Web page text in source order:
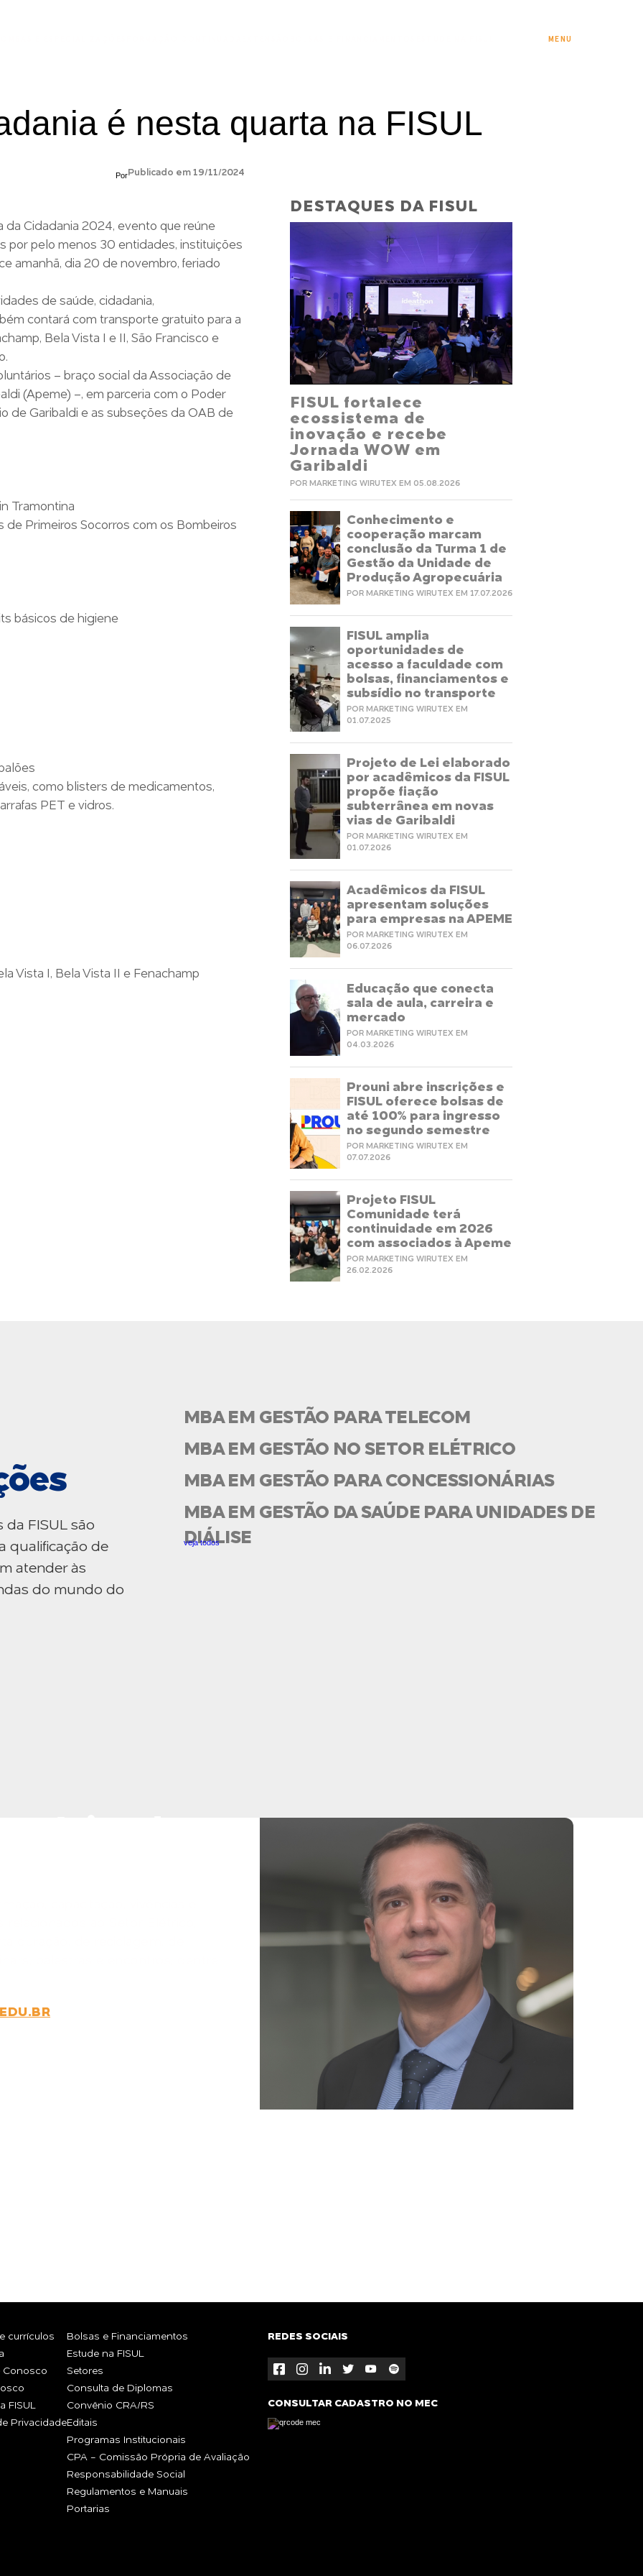
MENU
é nesta quarta na FISUL
PorPublicado em 19/11/2024
da Cidadania 2024, evento que reúne
por pelo menos 30 entidades, instituições
amanhã, dia 20 de novembro, feriado
de saúde, cidadania,
contará com transporte gratuito para a
Bela Vista I e II, São Francisco e
– braço social da Associação de
(Apeme) –, em parceria com o Poder
de Garibaldi e as subseções da OAB de
Tramontina
Primeiros Socorros com os Bombeiros
básicos de higiene
como blisters de medicamentos,
PET e vidros.
Vista I, Bela Vista II e Fenachamp
DESTAQUES DA FISUL
FISUL fortalece
ecossistema de
inovação e recebe
Jornada WOW em
Garibaldi
POR MARKETING WIRUTEX EM 05.08.2026
Conhecimento e
cooperação marcam
conclusão da Turma 1 de
Gestão da Unidade de
Produção Agropecuária
POR MARKETING WIRUTEX EM 17.07.2026
FISUL amplia
oportunidades de
acesso a faculdade com
bolsas, financiamentos e
subsídio no transporte
POR MARKETING WIRUTEX EM
01.07.2025
Projeto de Lei elaborado
por acadêmicos da FISUL
propõe fiação
subterrânea em novas
vias de Garibaldi
POR MARKETING WIRUTEX EM
01.07.2026
Acadêmicos da FISUL
apresentam soluções
para empresas na APEME
POR MARKETING WIRUTEX EM
06.07.2026
Educação que conecta
sala de aula, carreira e
mercado
POR MARKETING WIRUTEX EM
04.03.2026
Prouni abre inscrições e
FISUL oferece bolsas de
até 100% para ingresso
no segundo semestre
POR MARKETING WIRUTEX EM
07.07.2026
Projeto FISUL
Comunidade terá
continuidade em 2026
com associados à Apeme
POR MARKETING WIRUTEX EM
26.02.2026
da FISUL são
qualificação de
atender às
do mundo do
MBA EM GESTÃO PARA TELECOM
MBA EM GESTÃO NO SETOR ELÉTRICO
MBA EM GESTÃO PARA CONCESSIONÁRIAS
MBA EM GESTÃO DA SAÚDE PARA UNIDADES DE
DIÁLISE
veja todos
currículos
Conosco
FISUL
Privacidade
Bolsas e Financiamentos
Estude na FISUL
Setores
Consulta de Diplomas
Convênio CRA/RS
Editais
Programas Institucionais
CPA - Comissão Própria de Avaliação
Responsabilidade Social
Regulamentos e Manuais
Portarias
REDES SOCIAIS
CONSULTAR CADASTRO NO MEC